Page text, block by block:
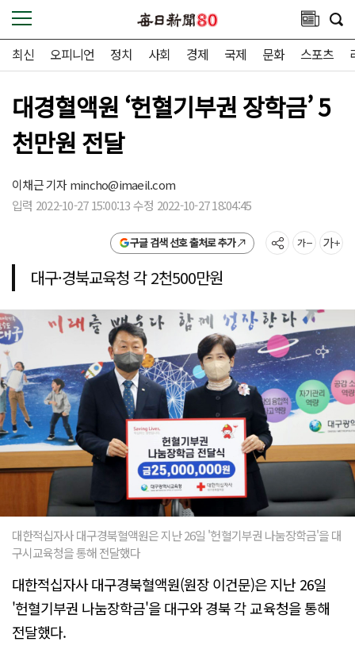
최신 오피니언 정치 사회 경제 국제 문화 스포츠
대경혈액원 ‘헌혈기부권 장학금’ 5
천만원 전달
이채근 기자mincho@imaeil.com
입력 2022-10-27 15:00:13 수정 2022-10-27 18:04:45
구글 검색 선호 출처로 추가
대구·경북교육청 각 2천500만원
대한적십자사 대구경북혈액원은 지난 26일 '헌혈기부권 나눔장학금'을 대
구시교육청을 통해 전달했다
대한적십자사 대구경북혈액원(원장 이건문)은 지난 26일
'헌혈기부권 나눔장학금'을 대구와 경북 각 교육청을 통해
전달했다.